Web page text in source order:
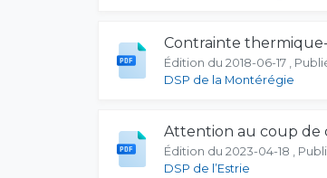
Contrainte
Édition du 2018-06-17 ,
DSP de la Montérégie
Attention au coup de
Édition du 2023-04-18 ,
DSP de l’Estrie